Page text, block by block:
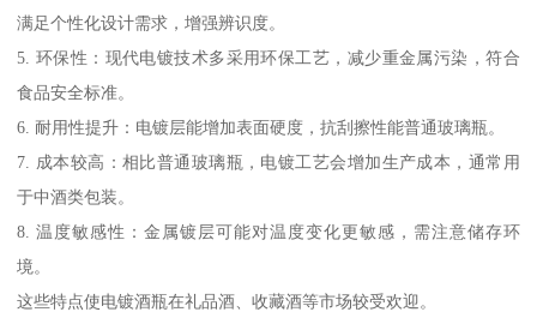
满足个性化设计需求，增强辨识度。
5. 环保性：现代电镀技术多采用环保工艺，减少重金属污染，符合
食品安全标准。
6. 耐用性提升：电镀层能增加表面硬度，抗刮擦性能普通玻璃瓶。
7. 成本较高：相比普通玻璃瓶，电镀工艺会增加生产成本，通常用
于中酒类包装。
8. 温度敏感性：金属镀层可能对温度变化更敏感，需注意储存环
境。
这些特点使电镀酒瓶在礼品酒、收藏酒等市场较受欢迎。